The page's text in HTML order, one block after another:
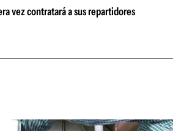
vez contratará a sus repartidores